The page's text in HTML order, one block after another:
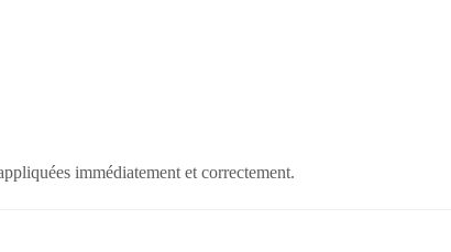
immédiatement et correctement.